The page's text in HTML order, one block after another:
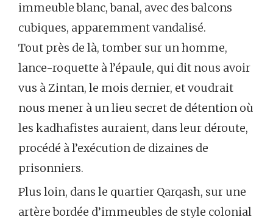
immeuble blanc, banal, avec des balcons
cubiques, apparemment vandalisé.
Tout près de là, tomber sur un homme,
lance-roquette à l’épaule, qui dit nous avoir
vus à Zintan, le mois dernier, et voudrait
nous mener à un lieu secret de détention où
les kadhafistes auraient, dans leur déroute,
procédé à l’exécution de dizaines de
prisonniers.
Plus loin, dans le quartier Qarqash, sur une
artère bordée d’immeubles de style colonial